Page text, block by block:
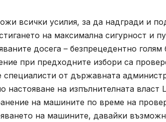
всички усилия, за да надгради и
на максимална сигурност и
досега – безпрецедентно
при предходните избори са
специалисти от държавната
настояване на изпълнителната
на машините по време на
на машините, давайки